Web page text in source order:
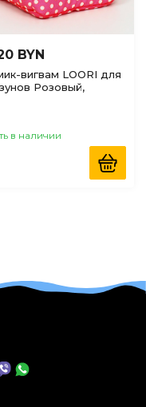
BYN
вигвам LOORI для
Розовый,
в наличии